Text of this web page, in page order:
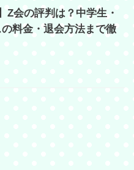
Z会の評判は？中学生・
料金・退会方法まで徹